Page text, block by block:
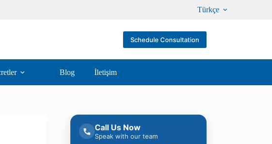
Türkçe
Schedule Consultation
Blog İletişim
Call Us Now
Speak with our team